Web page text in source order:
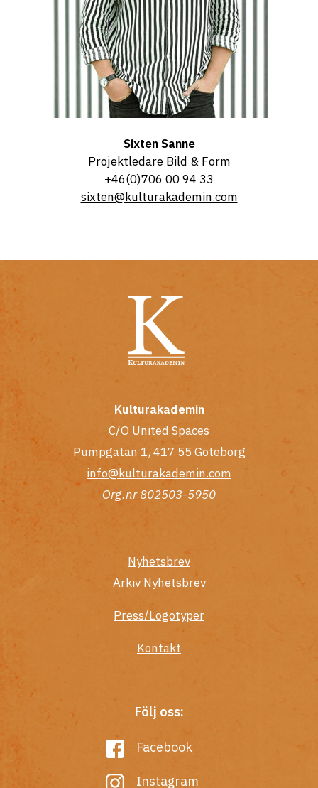
Sixten Sanne
Projektledare Bild & Form
+46(0)706 00 94 33
sixten@kulturakademin.com
Kulturakademin
C/O United Spaces
Pumpgatan 1, 417 55 Göteborg
info@kulturakademin.com
Org.nr 802503-5950
Nyhetsbrev
Arkiv Nyhetsbrev
Press/Logotyper
Kontakt
Följ oss:
Facebook
Instagram